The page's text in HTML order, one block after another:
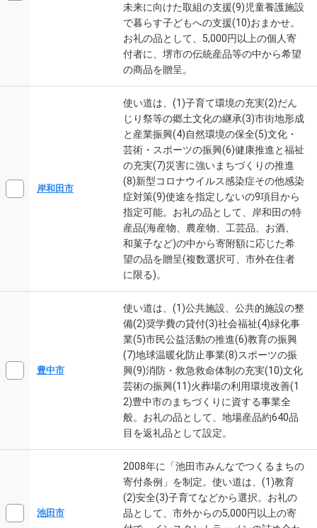
未来に向けた取組の支援(9)児童養護施設
で暮らす子どもへの支援(10)おまかせ。
お礼の品として、5,000円以上の個人寄
付者に、堺市の伝統産品等の中から希望
の商品を贈呈。
岸和田市
使い道は、(1)子育て環境の充実(2)だん
じり祭等の郷土文化の継承(3)市街地形成
と産業振興(4)自然環境の保全(5)文化・
芸術・スポーツの振興(6)健康推進と福祉
の充実(7)災害に強いまちづくりの推進
(8)新型コロナウイルス感染症その他感染
症対策(9)使途を指定しないの9項目から
指定可能。お礼の品として、岸和田の特
産品(海産物、農産物、工芸品、お酒、
和菓子など)の中から寄附額に応じた希
望の品を贈呈(複数選択可、市外在住者
に限る)。
豊中市
使い道は、(1)公共施設、公共的施設の整
備(2)奨学費の貸付(3)社会福祉(4)緑化事
業(5)市民公益活動の推進(6)教育の振興
(7)地球温暖化防止事業(8)スポーツの振
興(9)消防・救急救命体制の充実(10)文化
芸術の振興(11)火葬場の利用環境改善(1
2)豊中市のまちづくりに資する事業全
般。お礼の品として、地場産品約640品
目を返礼品として設定。
池田市
2008年に「池田市みんなでつくるまちの
寄付条例」を制定。使い道は、(1)教育
(2)安全(3)子育てなどから選択。お礼の
品として、市外からの5,000円以上の寄